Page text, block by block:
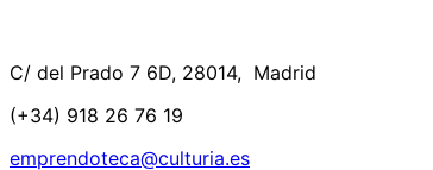
C/ del Prado 7 6D, 28014, Madrid
(+34) 918 26 76 19
emprendoteca@culturia.es